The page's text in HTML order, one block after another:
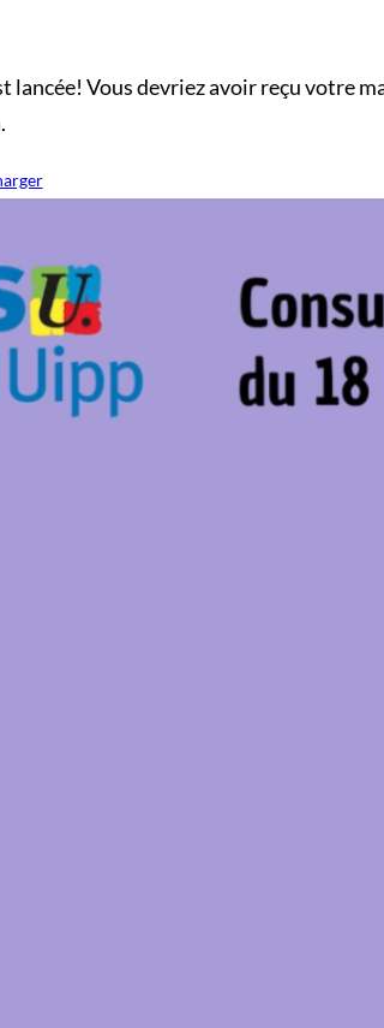
lancée! Vous devriez avoir reçu votre